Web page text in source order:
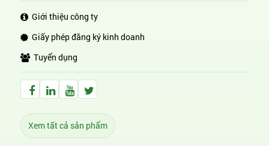
Giới thiệu công ty
Giấy phép đăng ký kinh doanh
Tuyển dụng
Facebook Huỳnh Gia Alpha
LinkedIn Huỳnh Gia Alpha
YouTube Huỳnh Gia Alpha
Twitter Huỳnh Gia Alpha
Xem tất cả sản phẩm